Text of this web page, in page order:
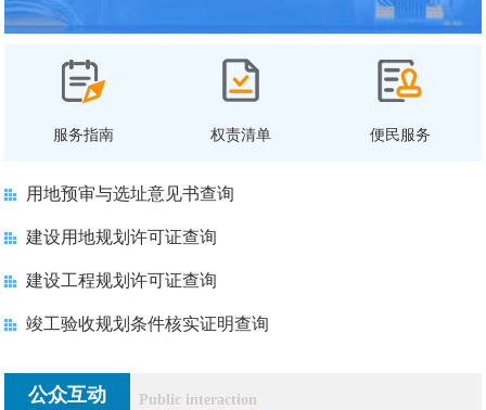
服务指南 权责清单 便民服务
用地预审与选址意见书查询
建设用地规划许可证查询
建设工程规划许可证查询
竣工验收规划条件核实证明查询
公众互动 Public interaction